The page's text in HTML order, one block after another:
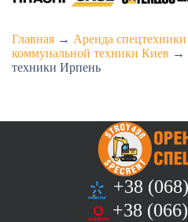
Главная → Аренда
коммунальной техники Киев →
техники Ирпень
+38
+38